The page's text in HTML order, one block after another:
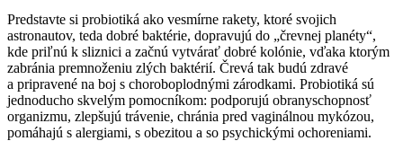
Predstavte si probiotiká ako vesmírne rakety, ktoré svojich
astronautov, teda dobré baktérie, dopravujú do „črevnej planéty“,
kde priľnú k sliznici a začnú vytvárať dobré kolónie, vďaka ktorým
zabránia premnoženiu zlých baktérií. Črevá tak budú zdravé
a pripravené na boj s choroboplodnými zárodkami. Probiotiká sú
jednoducho skvelým pomocníkom: podporujú obranyschopnosť
organizmu, zlepšujú trávenie, chránia pred vaginálnou mykózou,
pomáhajú s alergiami, s obezitou a so psychickými ochoreniami.